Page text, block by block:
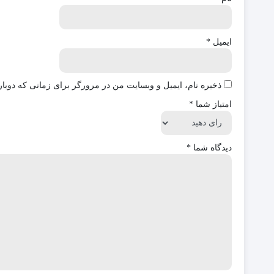
ایمیل *
ذخیره نام، ایمیل و وبسایت من در مرورگر برای زمانی که
امتیاز شما *
دیدگاه شما *